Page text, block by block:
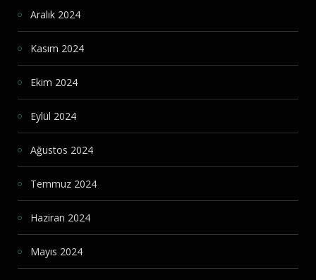
Aralık 2024
Kasım 2024
Ekim 2024
Eylül 2024
Ağustos 2024
Temmuz 2024
Haziran 2024
Mayıs 2024